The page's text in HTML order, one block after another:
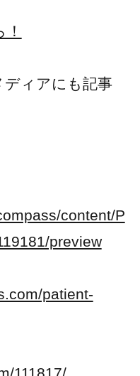
ディアにも記事
content/P
preview
patient-